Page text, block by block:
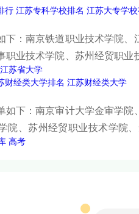
行 江苏专科学校排名 江苏大专学
下：南京铁道职业技术学院
职业技术学院、苏州经贸职
内容。
江苏省大学
财经类大学排名 江苏财经类大学
如下：南京审计大学金审学
院、苏州经贸职业技术学院
。高考